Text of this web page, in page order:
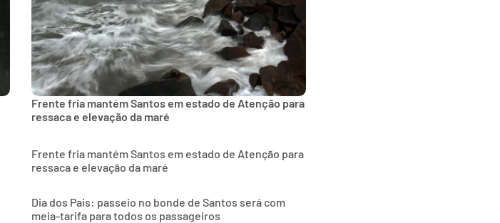
Frente fria mantém Santos em estado de Atenção para
ressaca e elevação da maré
Frente fria mantém Santos em estado de Atenção para
ressaca e elevação da maré
Dia dos Pais: passeio no bonde de Santos será com
meia-tarifa para todos os passageiros